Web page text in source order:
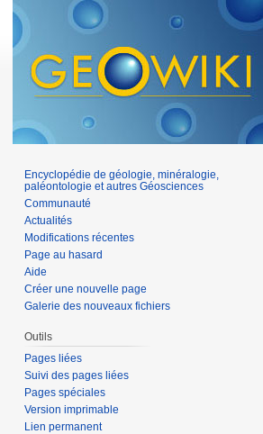
Encyclopédie de géologie, minéralogie,
paléontologie et autres Géosciences
Communauté
Actualités
Modifications récentes
Page au hasard
Aide
Créer une nouvelle page
Galerie des nouveaux fichiers
Outils
Pages liées
Suivi des pages liées
Pages spéciales
Version imprimable
Lien permanent